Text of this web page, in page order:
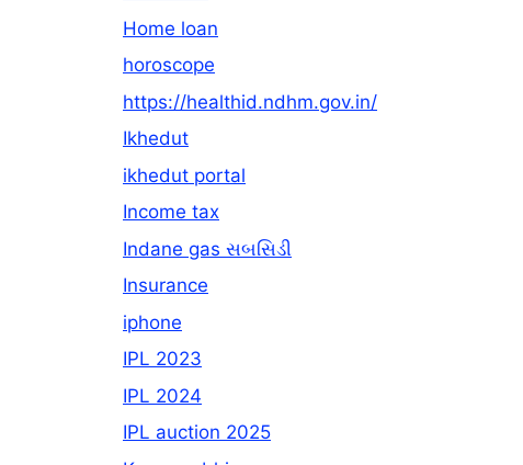
Home loan
horoscope
https://healthid.ndhm.gov.in/
Ikhedut
ikhedut portal
Income tax
Indane gas સબસિડી
Insurance
iphone
IPL 2023
IPL 2024
IPL auction 2025